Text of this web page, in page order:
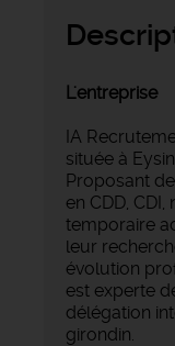
L'entreprise
IA
située à
Proposant
en CDD,
temporaire
leur
évolution
est experte
délégation
girondin.